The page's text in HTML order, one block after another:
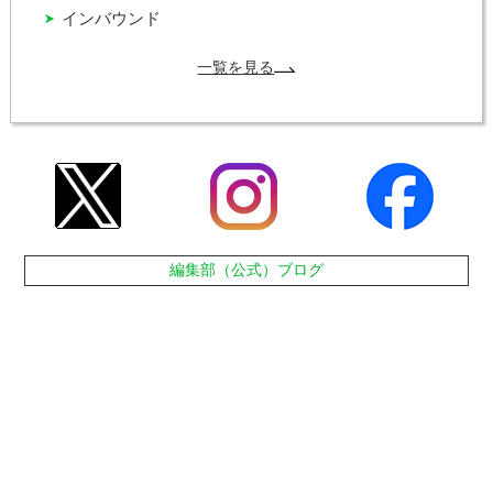
インバウンド
一覧を見る
編集部（公式）ブログ